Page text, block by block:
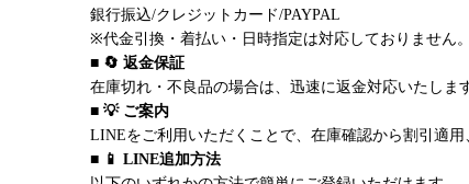
銀行振込/クレジットカード/PAYPAL
※代金引換・着払い・日時指定は対応しておりません。
■ 🔄 返金保証
在庫切れ・不良品の場合は、迅速に返金対応いたしま
■ 💡 ご案内
LINEをご利用いただくことで、在庫確認から割引適
■ 📱 LINE追加方法